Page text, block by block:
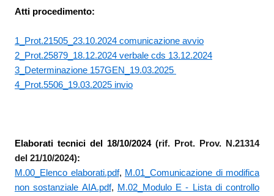
Atti procedimento:
1_Prot.21505_23.10.2024 comunicazione avvio
2_Prot.25879_18.12.2024 verbale cds 13.12.2024
3_Determinazione 157GEN_19.03.2025
4_Prot.5506_19.03.2025 invio
Elaborati tecnici del 18/10/2024 (rif. Prot. Prov. N.21314
del 21/10/2024):
M.00_Elenco elaborati.pdf, M.01_Comunicazione di modifica
non sostanziale AIA.pdf, M.02_Modulo E - Lista di controllo